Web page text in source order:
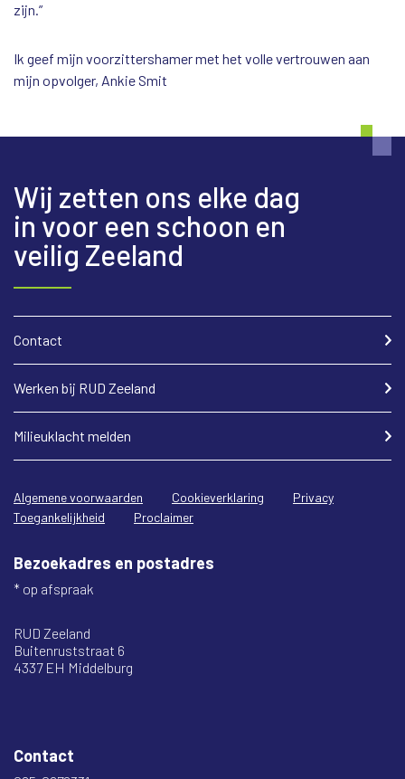
zijn.”
Ik geef mijn voorzittershamer met het volle vertrouwen aan
mijn opvolger, Ankie Smit
Wij zetten ons elke dag
in voor een schoon en
veilig Zeeland
Contact
Werken bij RUD Zeeland
Milieuklacht melden
Algemene voorwaarden Cookieverklaring
Privacy
Toegankelijkheid
Proclaimer
Bezoekadres en postadres
* op afspraak
RUD Zeeland
Buitenruststraat 6
4337 EH Middelburg
Contact